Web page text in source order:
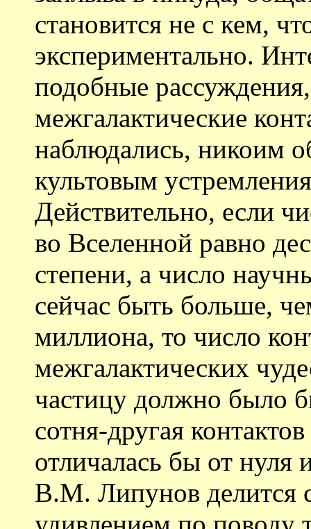
становится не с кем,
экспериментально.
подобные
межгалактические
наблюдались, никоим
культовым
Действительно, если
во Вселенной равно
степени, а число
сейчас быть больше,
миллиона, то число
межгалактических
частицу должно было
сотня-другая
отличалась бы от нуля
В.М. Липунов делится